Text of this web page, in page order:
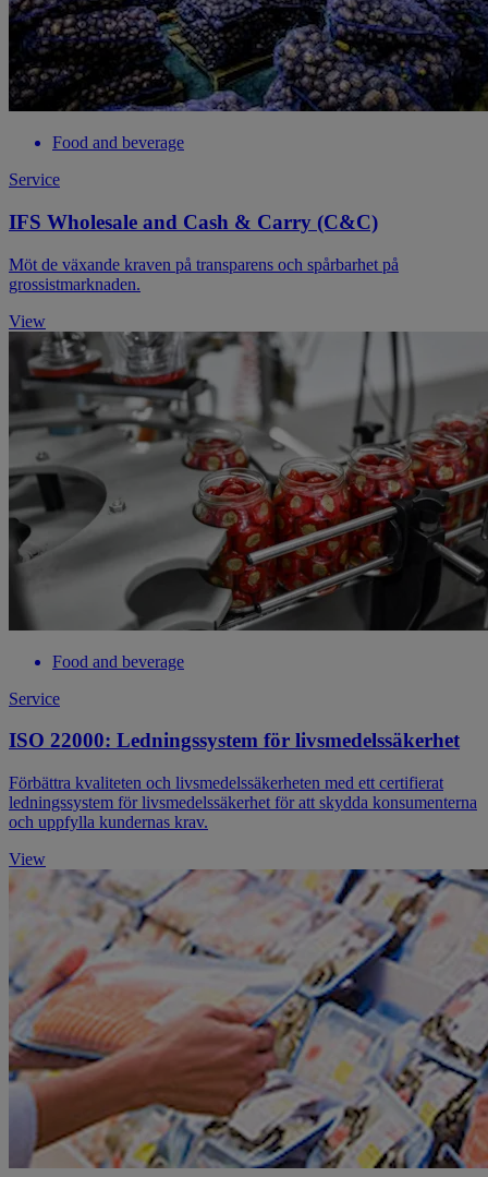
Food and beverage
Service
IFS Wholesale and Cash & Carry (C&C)
Möt de växande kraven på transparens och spårbarhet på
grossistmarknaden.
View
Food and beverage
Service
ISO 22000: Ledningssystem för livsmedelssäkerhet
Förbättra kvaliteten och livsmedelssäkerheten med ett certifierat
ledningssystem för livsmedelssäkerhet för att skydda konsumenterna
och uppfylla kundernas krav.
View